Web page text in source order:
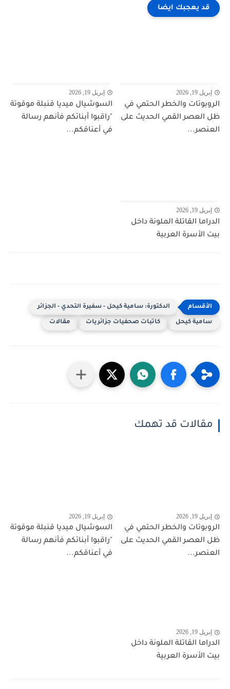
قد يعجبك ايضا
إبريل 19, 2026
الروبوتات والخطر الحتمي في
ظل العصر القمي الحديث على
العنصر...
إبريل 19, 2026
السوشيال ميديا قنبلة موقوتة
"راقبوا أبنائكم فأنهم رسالة
في أعناقكم...
إبريل 19, 2026
الدراما القاتلة الملونة داخل
بيت الأسرة العربية
الدكتورة: سامية كيحل - سفيرة التحدي - الجزائر
سامية كيحل كاتبات صحفيات جزائريات مقالات
مقالات قد تهمك
إبريل 19, 2026
الروبوتات والخطر الحتمي في
ظل العصر القمي الحديث على
العنصر...
إبريل 19, 2026
السوشيال ميديا قنبلة موقوتة
"راقبوا أبنائكم فأنهم رسالة
في أعناقكم...
إبريل 19, 2026
الدراما القاتلة الملونة داخل
بيت الأسرة العربية